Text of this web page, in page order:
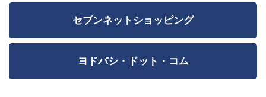
セブンネットショッピング
ヨドバシ・ドット・コム